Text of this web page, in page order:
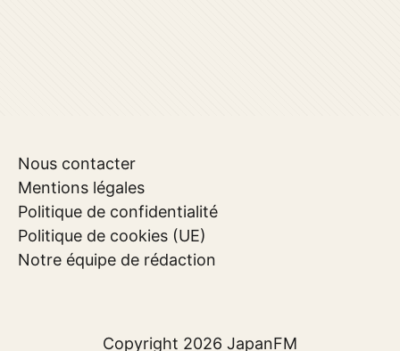
Nous contacter
Mentions légales
Politique de confidentialité
Politique de cookies (UE)
Notre équipe de rédaction
Copyright 2026 JapanFM